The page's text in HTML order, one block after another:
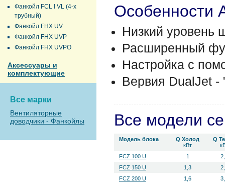
Фанкойл FCL I VL (4-х
трубный)
Фанкойл FHX UV
Фанкойл FHX UVP
Фанкойл FHX UVPO
Аксессуары и
комплектующие
Все марки
Вентиляторные
доводчики - Фанкойлы
Особенности
Низкий уровень
Расширенный
Настройка с
Вервия DualJet -
Все модели
Модель блока
Q Холод
кВт
Q
FCZ 100 U
1
FCZ 150 U
1,3
FCZ 200 U
1,6